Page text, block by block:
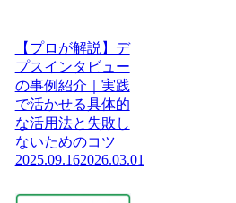
【プロが解説】デ
プスインタビュー
の事例紹介｜実践
で活かせる具体的
な活用法と失敗し
ないためのコツ
2025.09.162026.03.01